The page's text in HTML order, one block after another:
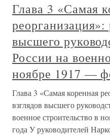
Глава 3 «Самая
реорганизация»:
высшего
России на
ноябре 1917 —
Глава 3 «Самая коренная
взглядов высшего
военное строительство в
года У руководителей